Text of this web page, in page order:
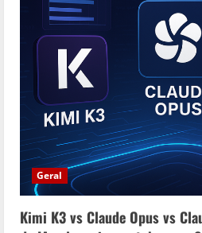
Geral
Kimi K3 vs Claude Opus vs